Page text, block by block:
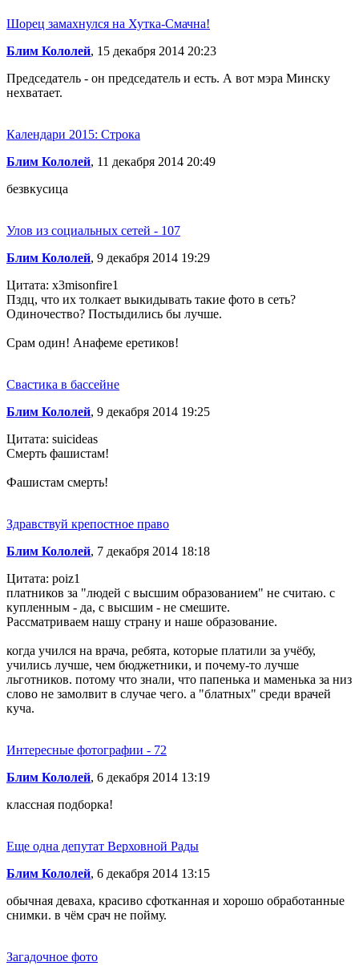
Шорец замахнулся на Хутка-Смачна!
Блим Кололей, 15 декабря 2014 20:23
Председатель - он председатель и есть. А вот мэра Минску
нехватает.
Календари 2015: Строка
Блим Кололей, 11 декабря 2014 20:49
безвкусица
Улов из социальных сетей - 107
Блим Кололей, 9 декабря 2014 19:29
Цитата: x3misonfire1
Пздц, что их толкает выкидывать такие фото в сеть?
Одиночество? Постыдились бы лучше.
Срам один! Анафеме еретиков!
Свастика в бассейне
Блим Кололей, 9 декабря 2014 19:25
Цитата: suicideas
Смерть фашистам!
Фашистам смерть!
Здравствуй крепостное право
Блим Кололей, 7 декабря 2014 18:18
Цитата: poiz1
платников за "людей с высшим образованием" не считаю. с
купленным - да, с высшим - не смешите.
Рассматриваем нашу страну и наше образование.
когда учился на врача, ребята, которые платили за учёбу,
учились лучше, чем бюджетники, и почему-то лучше
льготников. потому что знали, что папенька и маменька за низ
слово не замолвит в случае чего. а "блатных" среди врачей
куча.
Интересные фотографии - 72
Блим Кололей, 6 декабря 2014 13:19
классная подборка!
Еще одна депутат Верховной Рады
Блим Кололей, 6 декабря 2014 13:15
обычная деваха, красиво сфотканная и хорошо обработанные
снимки. в чём срач не пойму.
Загадочное фото